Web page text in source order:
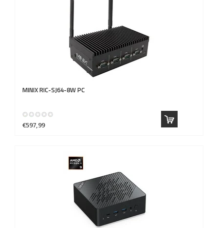
MINIXRIC-SJ64-8W PC
€597,99